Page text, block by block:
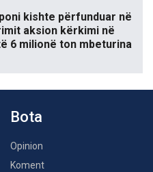
kishte përfunduar në
aksion kërkimi në
6 milionë ton mbeturina
Bota
Opinion
Koment